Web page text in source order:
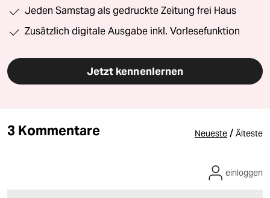
Jeden Samstag als gedruckte Zeitung frei Haus
Zusätzlich digitale Ausgabe inkl. Vorlesefunktion
Jetzt kennenlernen
3 Kommentare Neueste / Älteste
einloggen